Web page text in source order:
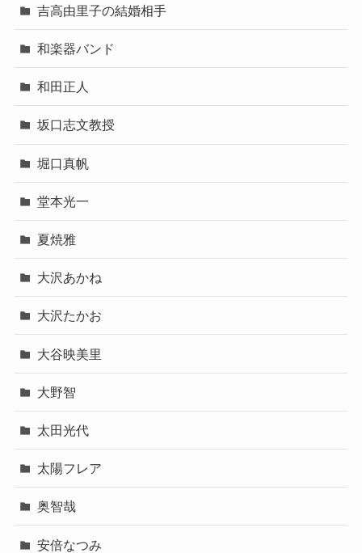
吉高由里子の結婚相手
和楽器バンド
和田正人
坂口志文教授
堀口真帆
堂本光一
夏焼雅
大沢あかね
大沢たかお
大谷映美里
大野智
太田光代
太陽フレア
奥智哉
安倍なつみ